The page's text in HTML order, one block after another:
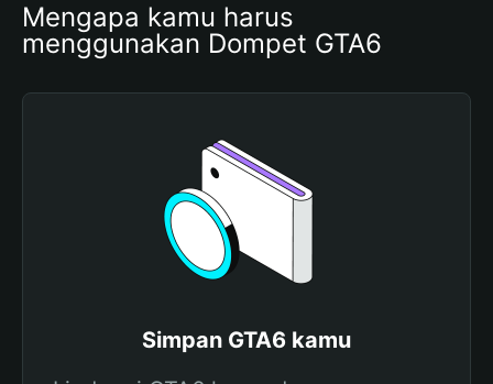
Mengapa kamu harus
menggunakan Dompet GTA6
Simpan GTA6 kamu